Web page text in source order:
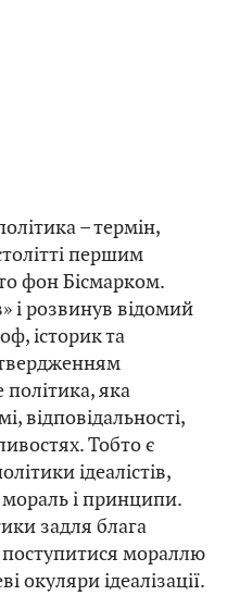
– термін,
першим
фон Бісмарком.
і розвинув відомий
історик та
політика, яка
відповідальності,
Тобто є
ідеалістів,
мораль і принципи.
задля блага
поступитися мораллю
окуляри ідеалізації.